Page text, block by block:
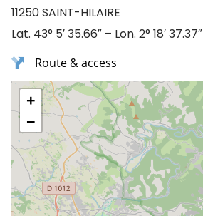
11250 SAINT-HILAIRE
Lat. 43° 5′ 35.66″ – Lon. 2° 18′ 37.37″
Route & access
+
−